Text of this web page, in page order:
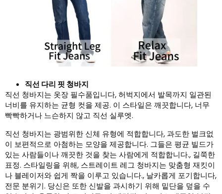
직선 다리 핏 청바지
직선 청바지는 옷장 필수품입니다, 허벅지에서 발목까지 일관된
너비를 유지하는 균형 컷을 제공. 이 스타일은 깨끗합니다, 너무
빡빡하거나 느슨하지 않고 직선 실루엣.
직선 청바지는 광범위한 신체 유형에 적합합니다, 과도한 벌크없
이 보편적으로 아첨하는 모양을 제공합니다. 그들은 평균 빌드가
있는 사람들이나 깨끗한 것을 찾는 사람에게 적합합니다., 길쭉한
표정. 스타일링을 위해, 스트레이트 레그 청바지는 맞춤형 재킷이
나 블레이저와 쉽게 짝을 이루고 있습니다., 날카롭게 포기합니다,
전문 분위기. 당신은 또한 신발을 과시하기 위해 밑단을 덮을 수